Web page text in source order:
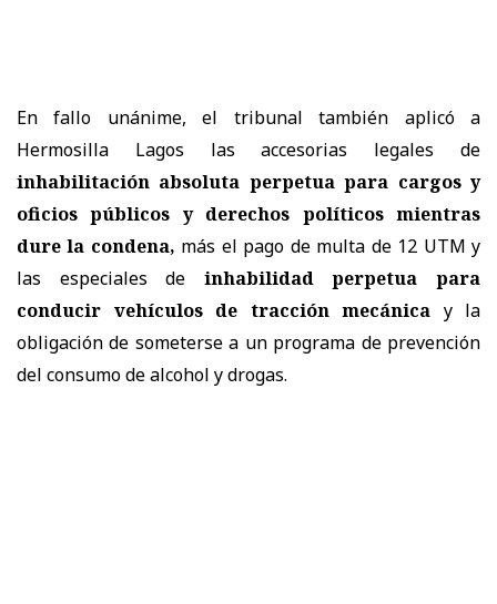
En fallo unánime, el tribunal también aplicó a
Hermosilla Lagos las accesorias legales de
inhabilitación absoluta perpetua para cargos y
oficios públicos y derechos políticos mientras
dure la condena, más el pago de multa de 12 UTM y
las especiales de inhabilidad perpetua para
conducir vehículos de tracción mecánica y la
obligación de someterse a un programa de prevención
del consumo de alcohol y drogas.